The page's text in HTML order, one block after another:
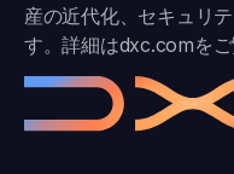
産の近代化、セキュリ
す。詳細はdxc.comを